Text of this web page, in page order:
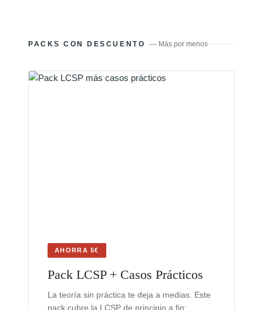
PACKS CON DESCUENTO — Más por menos
AHORRA 5€
Pack LCSP + Casos Prácticos
La teoría sin práctica te deja a medias. Este
pack cubre la LCSP de principio a fin: